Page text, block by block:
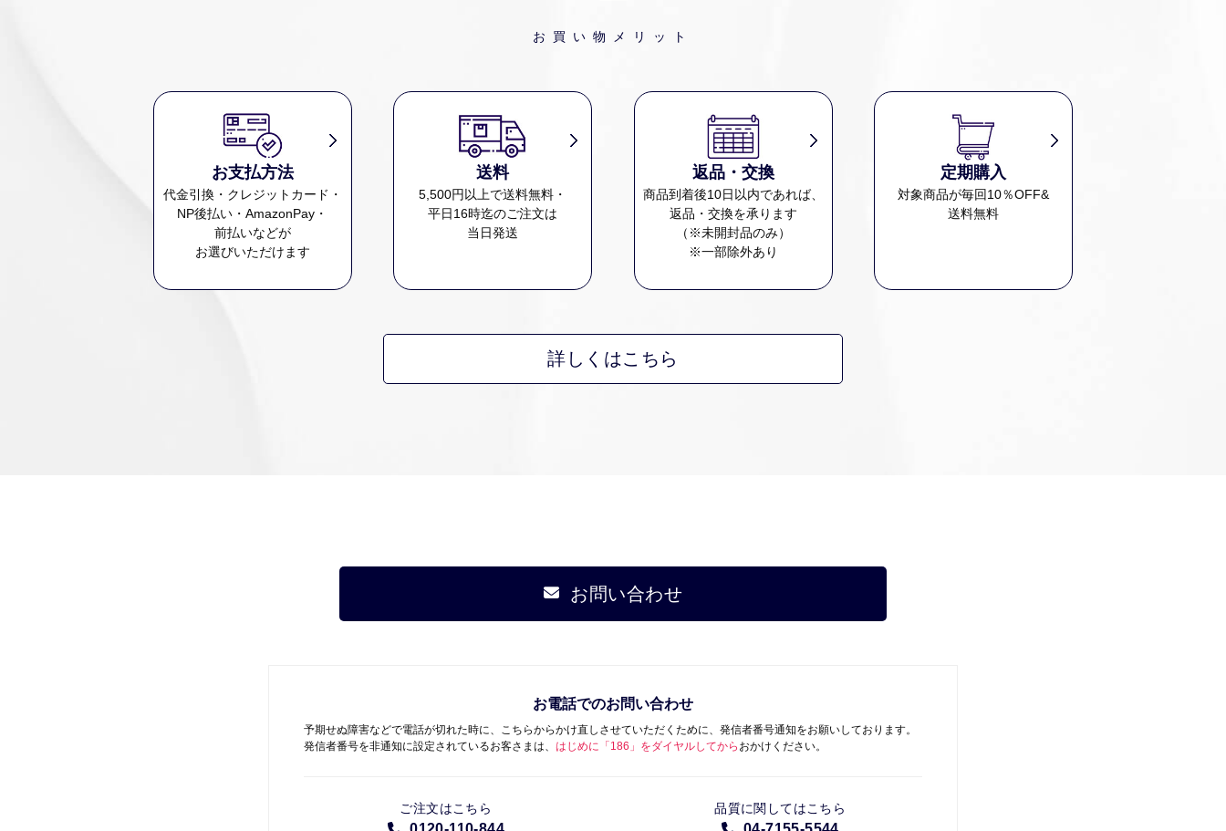
お買い物メリット
お支払方法
代金引換・クレジットカード・
NP後払い・AmazonPay・
前払いなどが
お選びいただけます
送料
5,500円以上で送料無料・
平日16時迄のご注文は
当日発送
返品・交換
商品到着後10日以内であれば、
返品・交換を承ります
（※未開封品のみ）
※一部除外あり
定期購入
対象商品が毎回10％OFF&
送料無料
詳しくはこちら
お問い合わせ
お電話でのお問い合わせ
予期せぬ障害などで電話が切れた時に、こちらからかけ直しさせていただくために、発信者番号通知をお願いしております。
発信者番号を非通知に設定されているお客さまは、 はじめに「186」をダイヤルしてから おかけください。
ご注文はこちら 品質に関してはこちら